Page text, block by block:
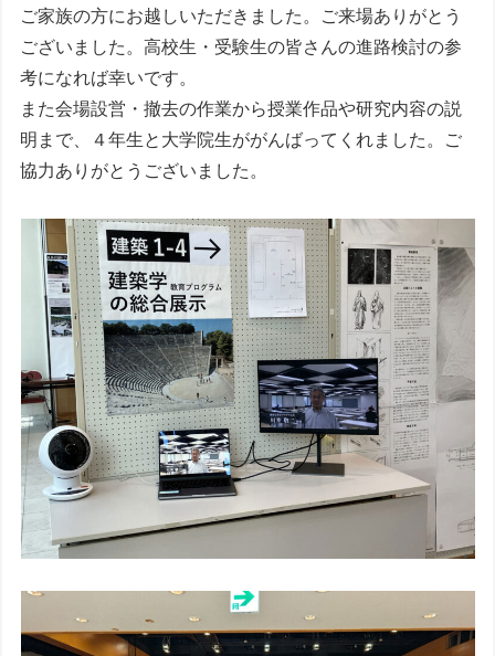
ご家族の方にお越しいただきました。ご来場ありがとう
ございました。高校生・受験生の皆さんの進路検討の参
考になれば幸いです。
また会場設営・撤去の作業から授業作品や研究内容の説
明まで、４年生と大学院生ががんばってくれました。ご
協力ありがとうございました。